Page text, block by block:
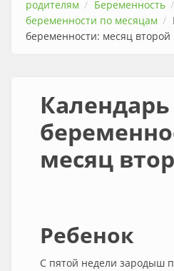
родителям
Беременность
беременности по месяцам
беременности: месяц второй
Календарь
месяц
Ребенок
С пятой недели зародыш